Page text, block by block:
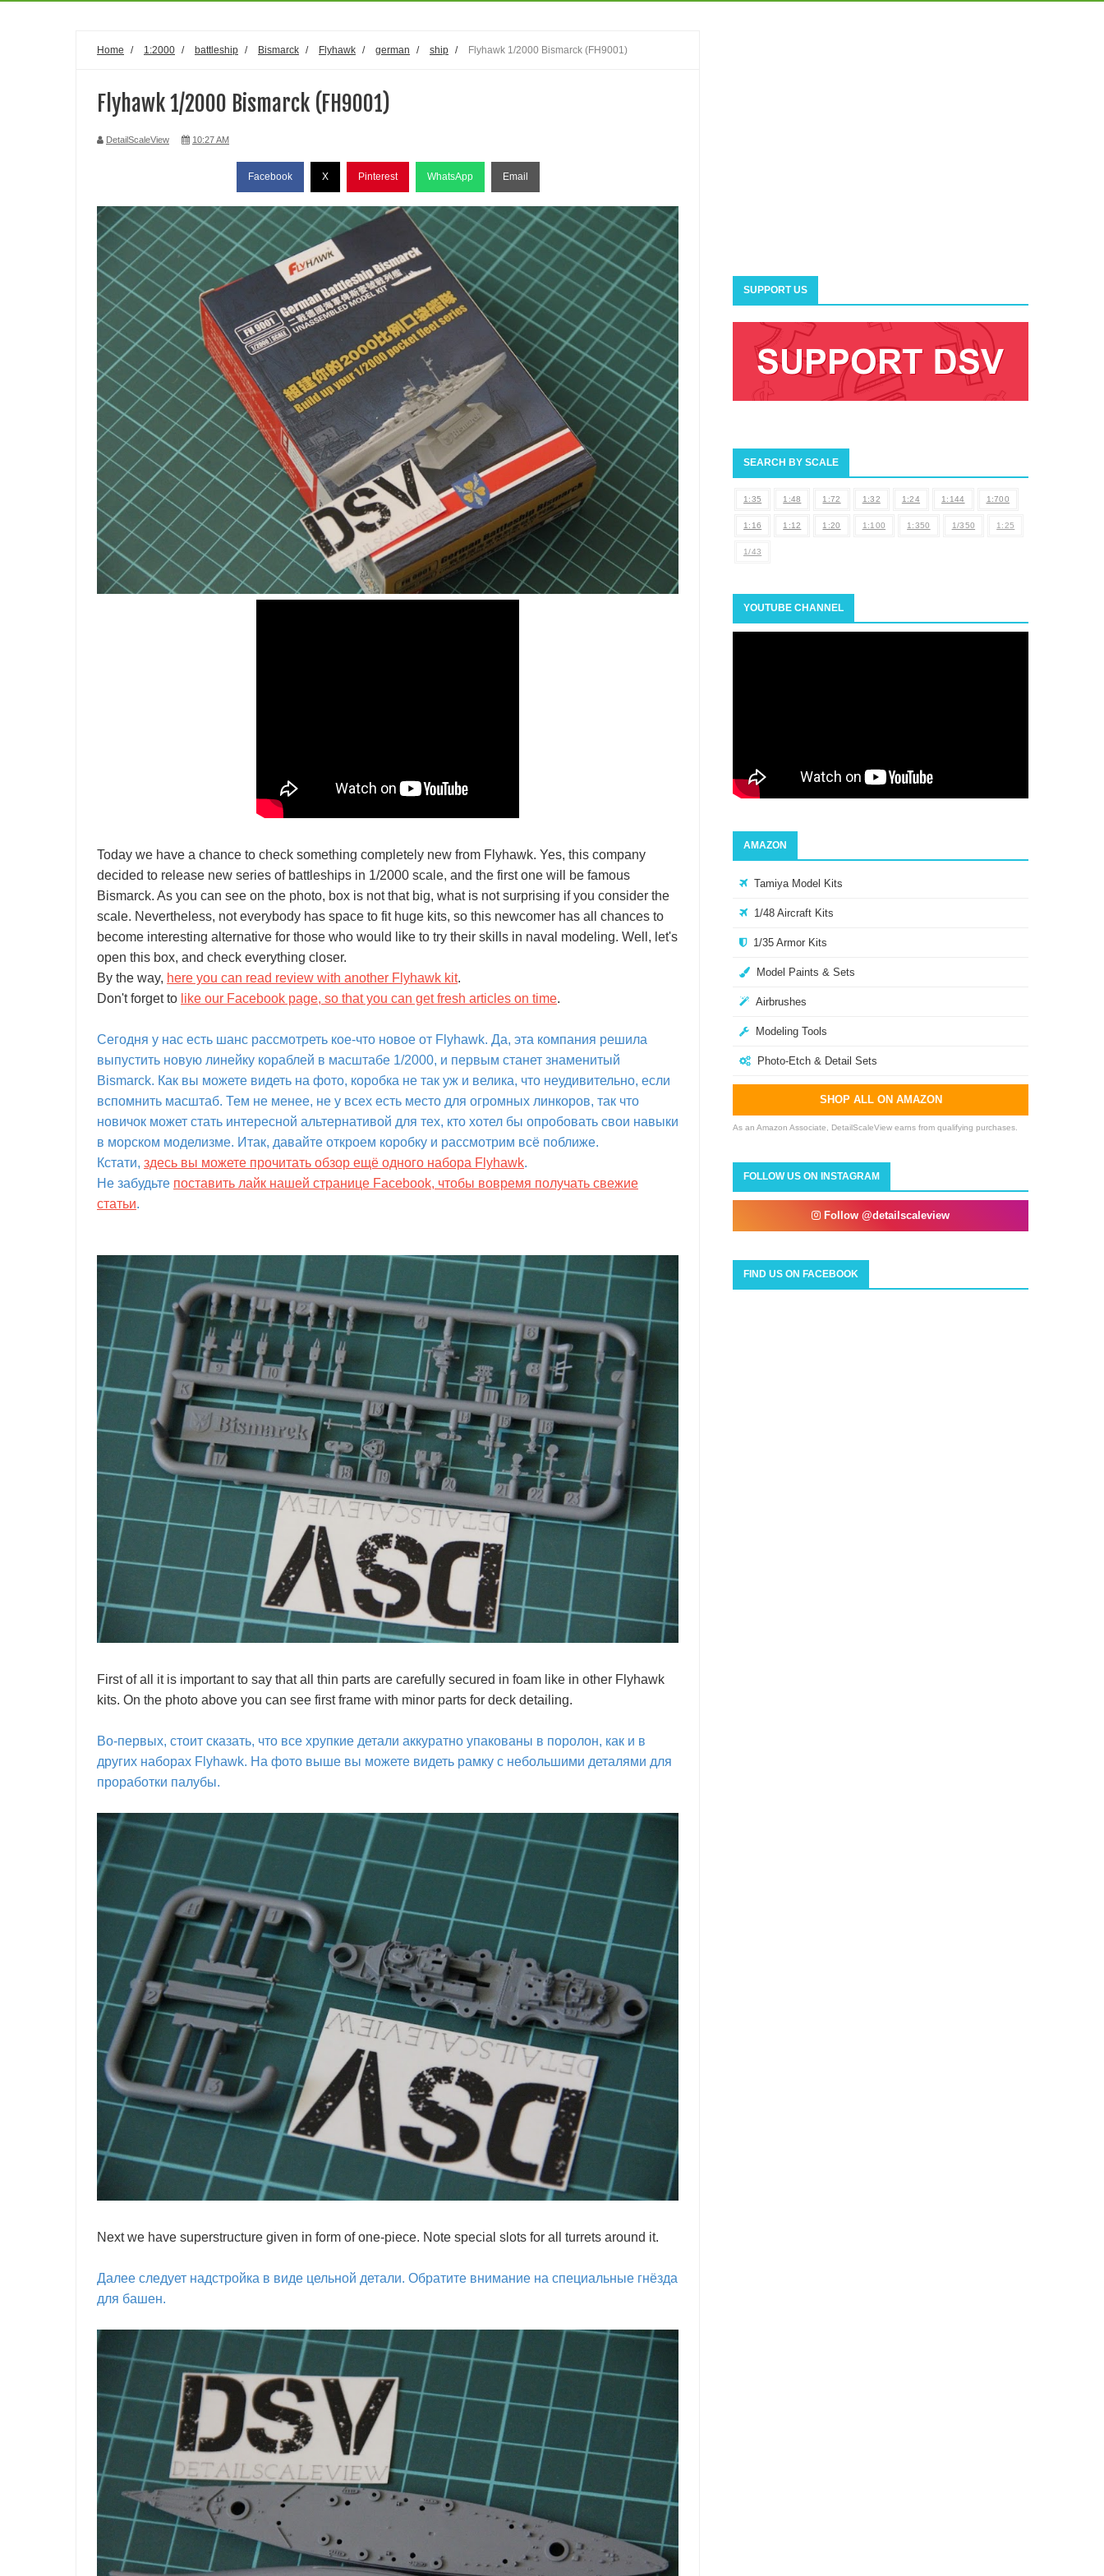
Home / 1:2000 / battleship / Bismarck / Flyhawk / german / ship / Flyhawk 1/2000 Bismarck (FH9001)
Flyhawk 1/2000 Bismarck (FH9001)
DetailScaleView 10:27 AM
Facebook X Pinterest WhatsApp Email
Today we have a chance to check something completely new from Flyhawk. Yes, this company
decided to release new series of battleships in 1/2000 scale, and the first one will be famous
Bismarck. As you can see on the photo, box is not that big, what is not surprising if you consider the
scale. Nevertheless, not everybody has space to fit huge kits, so this newcomer has all chances to
become interesting alternative for those who would like to try their skills in naval modeling. Well, let's
open this box, and check everything closer.
By the way, here you can read review with another Flyhawk kit.
Don't forget to like our Facebook page, so that you can get fresh articles on time.
Сегодня у нас есть шанс рассмотреть кое-что новое от Flyhawk. Да, эта компания решила
выпустить новую линейку кораблей в масштабе 1/2000, и первым станет знаменитый
Bismarck. Как вы можете видеть на фото, коробка не так уж и велика, что неудивительно, если
вспомнить масштаб. Тем не менее, не у всех есть место для огромных линкоров, так что
новичок может стать интересной альтернативой для тех, кто хотел бы опробовать свои навыки
в морском моделизме. Итак, давайте откроем коробку и рассмотрим всё поближе.
Кстати, здесь вы можете прочитать обзор ещё одного набора Flyhawk.
Не забудьте поставить лайк нашей странице Facebook, чтобы вовремя получать свежие
статьи.
First of all it is important to say that all thin parts are carefully secured in foam like in other Flyhawk
kits. On the photo above you can see first frame with minor parts for deck detailing.
Во-первых, стоит сказать, что все хрупкие детали аккуратно упакованы в поролон, как и в
других наборах Flyhawk. На фото выше вы можете видеть рамку с небольшими деталями для
проработки палубы.
Next we have superstructure given in form of one-piece. Note special slots for all turrets around it.
Далее следует надстройка в виде цельной детали. Обратите внимание на специальные гнёзда
для башен.
SUPPORT US
SEARCH BY SCALE
1:35 1:48 1:72 1:32 1:24 1:144 1:700
1:16 1:12 1:20 1:100 1:350 1/350 1:25
1/43
YOUTUBE CHANNEL
AMAZON
Tamiya Model Kits
1/48 Aircraft Kits
1/35 Armor Kits
Model Paints & Sets
Airbrushes
Modeling Tools
Photo-Etch & Detail Sets
SHOP ALL ON AMAZON
As an Amazon Associate, DetailScaleView earns from qualifying purchases.
FOLLOW US ON INSTAGRAM
Follow @detailscaleview
FIND US ON FACEBOOK